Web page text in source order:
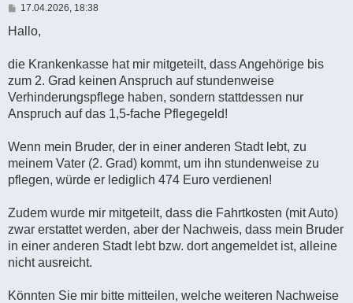
B
i
a
17.04.2026, 18:38
Hallo,
die Krankenkasse hat mir mitgeteilt, dass Angehörige bis
zum 2. Grad keinen Anspruch auf stundenweise
Verhinderungspflege haben, sondern stattdessen nur
Anspruch auf das 1,5-fache Pflegegeld!
Wenn mein Bruder, der in einer anderen Stadt lebt, zu
meinem Vater (2. Grad) kommt, um ihn stundenweise zu
pflegen, würde er lediglich 474 Euro verdienen!
Zudem wurde mir mitgeteilt, dass die Fahrtkosten (mit Auto)
zwar erstattet werden, aber der Nachweis, dass mein Bruder
in einer anderen Stadt lebt bzw. dort angemeldet ist, alleine
nicht ausreicht.
Könnten Sie mir bitte mitteilen, welche weiteren Nachweise